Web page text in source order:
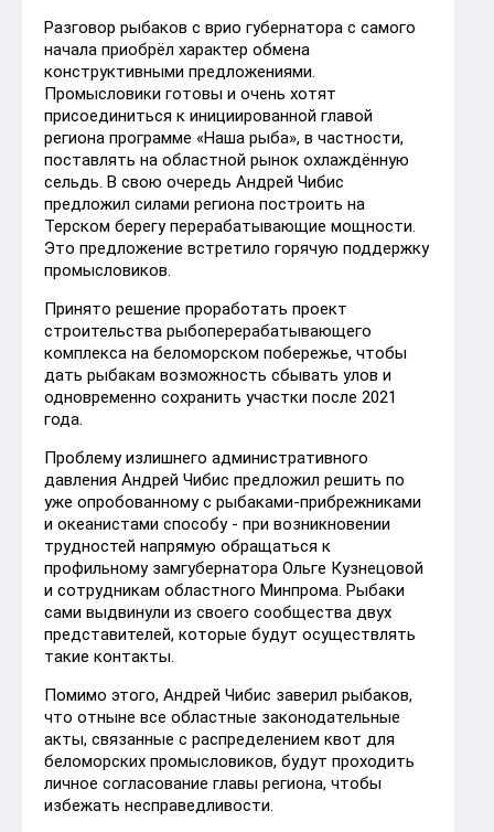
Разговор рыбаков с врио губернатора с самого
начала приобрёл характер обмена
конструктивными предложениями.
Промысловики готовы и очень хотят
присоединиться к инициированной главой
региона программе «Наша рыба», в частности,
поставлять на областной рынок охлаждённую
сельдь. В свою очередь Андрей Чибис
предложил силами региона построить на
Терском берегу перерабатывающие мощности.
Это предложение встретило горячую поддержку
промысловиков.
Принято решение проработать проект
строительства рыбоперерабатывающего
комплекса на беломорском побережье, чтобы
дать рыбакам возможность сбывать улов и
одновременно сохранить участки после 2021
года.
Проблему излишнего административного
давления Андрей Чибис предложил решить по
уже опробованному с рыбаками-прибрежниками
и океанистами способу - при возникновении
трудностей напрямую обращаться к
профильному замгубернатора Ольге Кузнецовой
и сотрудникам областного Минпрома. Рыбаки
сами выдвинули из своего сообщества двух
представителей, которые будут осуществлять
такие контакты.
Помимо этого, Андрей Чибис заверил рыбаков,
что отныне все областные законодательные
акты, связанные с распределением квот для
беломорских промысловиков, будут проходить
личное согласование главы региона, чтобы
избежать несправедливости.